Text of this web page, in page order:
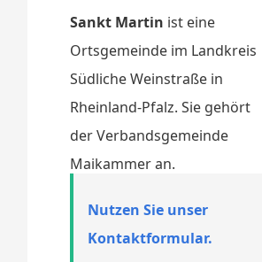
Sankt Martin ist eine
Ortsgemeinde im Landkreis
Südliche Weinstraße in
Rheinland-Pfalz. Sie gehört
der Verbandsgemeinde
Maikammer an.
Nutzen Sie unser
Kontaktformular.